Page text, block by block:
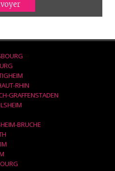
RHIN
GRAFFENSTADEN
BRUCHE